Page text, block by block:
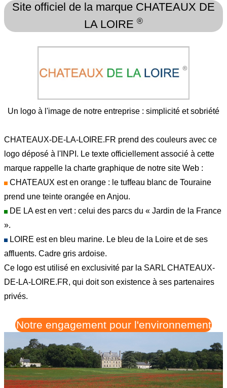
Site officiel de la marque CHATEAUX DE
LA LOIRE ®
Un logo à l'image de notre entreprise : simplicité et sobriété
CHATEAUX-DE-LA-LOIRE.FR prend des couleurs avec ce
logo déposé à l'INPI. Le texte officiellement associé à cette
marque rappelle la charte graphique de notre site Web :
CHATEAUX est en orange : le tuffeau blanc de Touraine
prend une teinte orangée en Anjou.
DE LA est en vert : celui des parcs du « Jardin de la France
».
LOIRE est en bleu marine. Le bleu de la Loire et de ses
affluents. Cadre gris ardoise.
Ce logo est utilisé en exclusivité par la SARL CHATEAUX-
DE-LA-LOIRE.FR, qui doit son existence à ses partenaires
privés.
Notre engagement pour l'environnement